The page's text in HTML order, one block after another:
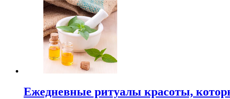
Ежедневные ритуалы красоты,